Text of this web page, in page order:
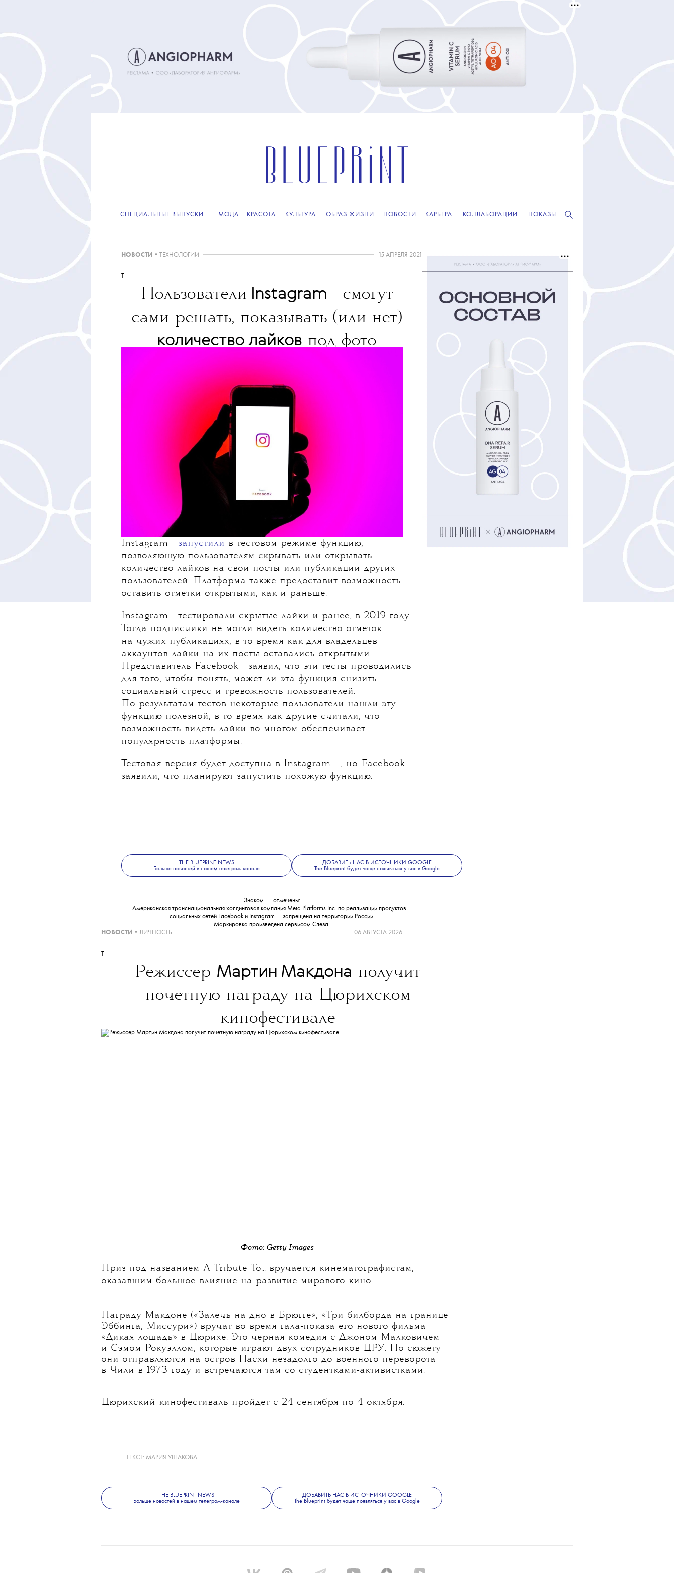
СПЕЦИАЛЬНЫЕ ВЫПУСКИ МОДА КРАСОТА КУЛЬТУРА ОБРАЗ ЖИЗНИ НОВОСТИ КАРЬЕРА КОЛЛАБОРАЦИИ ПОКАЗЫ
НОВОСТИ • ТЕХНОЛОГИИ 15 АПРЕЛЯ 2021
Пользователи Instagram
смогут
сами решать, показывать (или нет)
количество лайков под фото
Instagram запустили в тестовом режиме функцию,
позволяющую пользователям скрывать или открывать
количество лайков на свои посты или публикации других
пользователей. Платформа также предоставит возможность
оставить отметки открытыми, как и раньше.
Instagram
тестировали скрытые лайки и ранее, в 2019 году.
Тогда подписчики не могли видеть количество отметок
на чужих публикациях, в то время как для владельцев
аккаунтов лайки на их посты оставались открытыми.
Представитель Facebook
заявил, что эти тесты проводились
для того, чтобы понять, может ли эта функция снизить
социальный стресс и тревожность пользователей.
По результатам тестов некоторые пользователи нашли эту
функцию полезной, в то время как другие считали, что
возможность видеть лайки во многом обеспечивает
популярность платформы.
Тестовая версия будет доступна в Instagram , но Facebook
заявили, что планируют запустить похожую функцию.
THE BLUEPRINT NEWS
Больше новостей в нашем телеграм-канале
ДОБАВИТЬ НАС В ИСТОЧНИКИ GOOGLE
The Blueprint будет чаще появляться у вас в Google
Знаком
отмечены:
Американская транснациональная холдинговая компания Meta Platforms Inc. по реализации продуктов ‒
социальных сетей Facebook и Instagram — запрещена на территории России.
Маркировка произведена сервисом Слеза.
НОВОСТИ
• ЛИЧНОСТЬ 06 АВГУСТА 2026
Режиссер Мартин Макдона получит
почетную награду на Цюрихском
кинофестивале
Фото: Getty Images
Приз под названием A Tribute To... вручается кинематографистам,
оказавшим большое влияние на развитие мирового кино.
Награду Макдоне («Залечь на дно в Брюгге», «Три билборда на границе
Эббинга, Миссури») вручат во время гала-показа его нового фильма
«Дикая лошадь» в Цюрихе. Это черная комедия с Джоном Малковичем
и Сэмом Рокуэллом, которые играют двух сотрудников ЦРУ. По сюжету
они отправляются на остров Пасхи незадолго до военного переворота
в Чили в 1973 году и встречаются там со студентками-активистками.
Цюрихский кинофестиваль пройдет с 24 сентября по 4 октября.
ТЕКСТ: МАРИЯ УШАКОВА
THE BLUEPRINT NEWS
Больше новостей в нашем телеграм-канале
ДОБАВИТЬ НАС В ИСТОЧНИКИ GOOGLE
The Blueprint будет чаще появляться у вас в Google